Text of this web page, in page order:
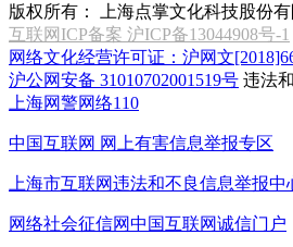
版权所有：
上海点掌文化科技股份有
互联网ICP备案 沪ICP备13044908号-1
网络文化经营许可证：沪网文
沪公网安备 31010702001519号 违法
上海网警网络110
中国互联网 网上有害信息举报专区
上海市互联网违法和不良信息举报中
网络社会征信网中国互联网诚信门户